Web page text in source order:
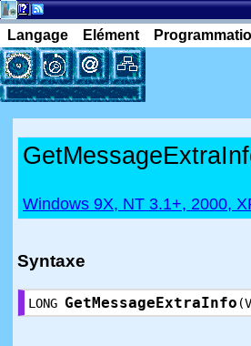
Langage
Elément
Windows 9X, NT 3.1+, 2000,
Syntaxe
LONG GetMessageExtraInfo